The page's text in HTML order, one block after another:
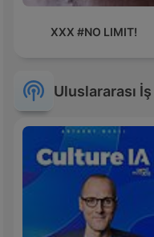
XXX #NO LIMIT!
Uluslararası